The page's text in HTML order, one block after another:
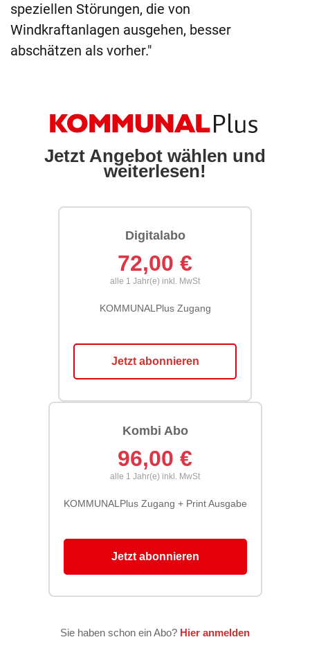
speziellen Störungen, die von
Windkraftanlagen ausgehen, besser
abschätzen als vorher."